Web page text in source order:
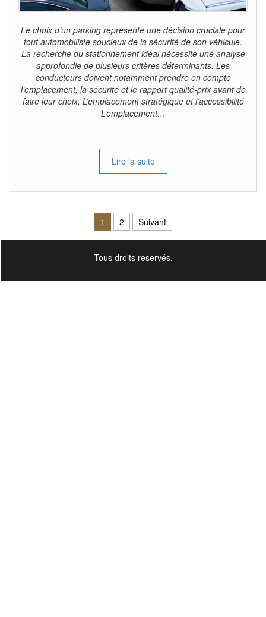
Le choix d’un parking représente une décision cruciale pour
tout automobiliste soucieux de la sécurité de son véhicule.
La recherche du stationnement idéal nécessite une analyse
approfondie de plusieurs critères déterminants. Les
conducteurs doivent notamment prendre en compte
l’emplacement, la sécurité et le rapport qualité-prix avant de
faire leur choix. L’emplacement stratégique et l’accessibilité
L’emplacement…
Lire la suite
Pagination des publications
1 2 Suivant
Tous droits reservés.